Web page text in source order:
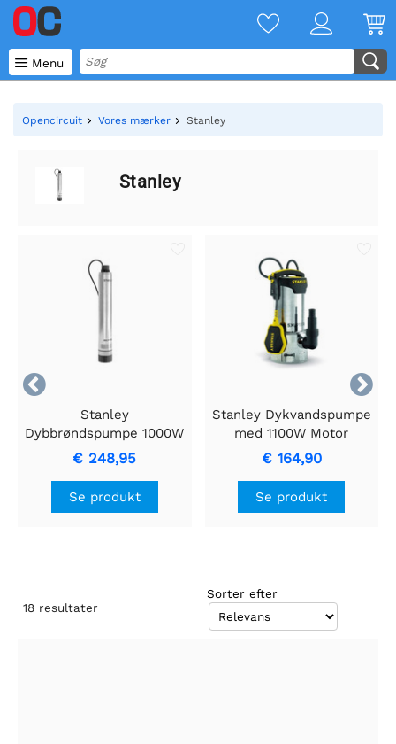
 Menu
Opencircuit Vores mærker Stanley
Stanley


Stanley
Dybbrøndspumpe 1000W
uden ekstern
koblingsboks
€ 248,95
Se produkt
Stanley Dykvandspumpe
med 1100W Motor
€ 164,90
Se produkt
18 resultater
Sorter efter